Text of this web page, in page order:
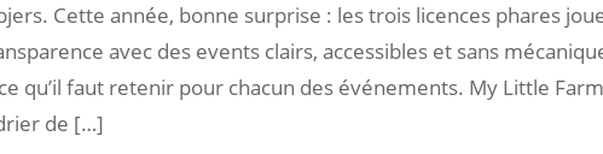
Cette année, bonne surprise : les trois licences phares
avec des events clairs, accessibles et sans
qu’il faut retenir pour chacun des événements. My Little
de […]